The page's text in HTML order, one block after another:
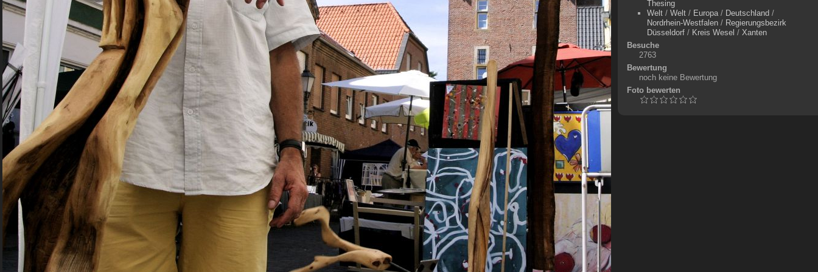
Thesing
Welt/ Welt/ Europa/ Deutschland /
Nordrhein-Westfalen/ Regierungsbezirk
Düsseldorf/ Kreis Wesel / Xanten
Besuche
2763
Bewertung
noch keine Bewertung
Foto bewerten